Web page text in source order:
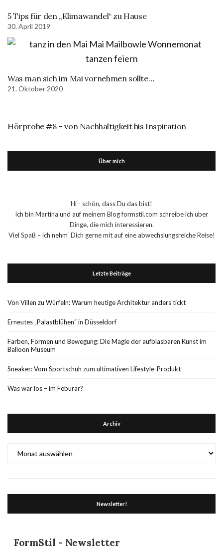
5 Tips für den „Klimawandel“ zu Hause
30. April 2019
Was man sich im Mai vornehmen sollte…
21. Oktober 2020
Hörprobe #8 – von Nachhaltigkeit bis Inspiration
Über mich
Hi - schön, dass Du das bist!
Ich bin Martina und auf meinem Blog formstil.com schreibe ich über
Dinge, die mich interessieren.
Viel Spaß – ich nehm‘ Dich gerne mit auf eine abwechslungsreiche Reise!
Letzte Beiträge
Von Villen zu Würfeln: Warum heutige Architektur anders tickt
Erneutes „Palastblühen“ in Düsseldorf
Farben, Formen und Bewegung: Die Magie der aufblasbaren Kunst im
Balloon Museum
Sneaker: Vom Sportschuh zum ultimativen Lifestyle-Produkt
Was war los – im Feburar?
Archiv
Newsletter!
FormStil - Newsletter